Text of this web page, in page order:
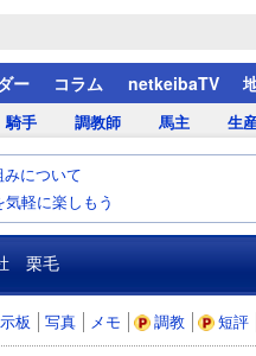
ー コラム netkeibaTV
騎手 調教師 馬主 生
みについて
軽に楽しもう
栗毛
板 写真 メモ 調教 短評